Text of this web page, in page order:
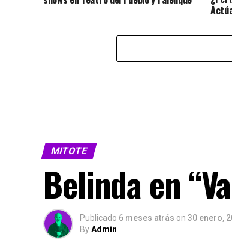
MITOTE
Belinda en
Publicado 6 meses atrás on 30 enero,
ByAdmin